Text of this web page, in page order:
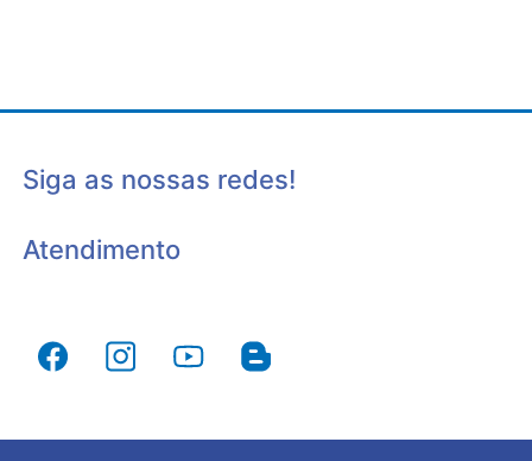
Siga as nossas redes!
Atendimento